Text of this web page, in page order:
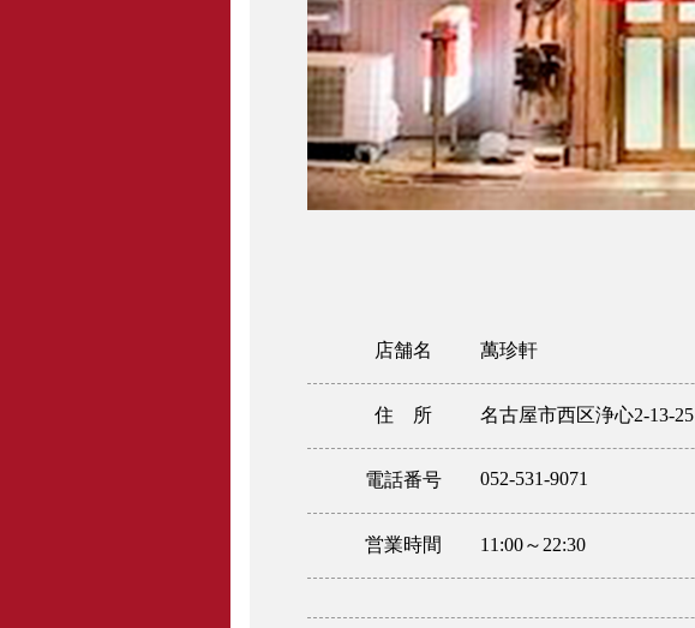
店舗名 萬珍軒
住 所 名古屋市西区浄心2-13-25
電話番号 052-531-9071
営業時間 11:00～22:30